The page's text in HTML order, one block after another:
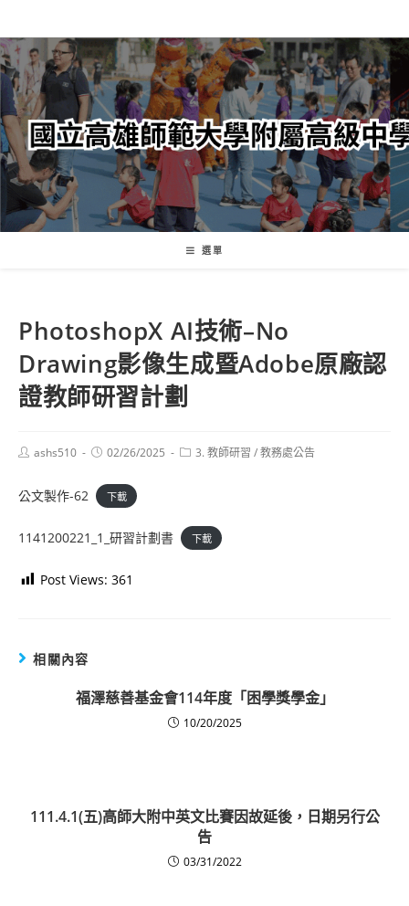
轉
至
主
內
容
選單
PhotoshopX AI技術–No
Drawing影像生成暨Adobe原廠認
證教師研習計劃
Postashs510
Post02/26/2025
Post3. 教師研習 /教務處公告
公文製作-62 下載
1141200221_1_研習計劃書 下載
Post Views: 361
相關內容
福澤慈善基金會114年度「困學獎學金」
10/20/2025
111.4.1(五)高師大附中英文比賽因故延後，日期另行公
告
03/31/2022